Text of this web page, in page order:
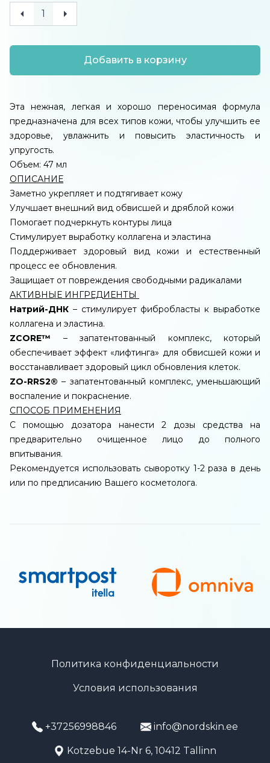
Добавить в корзину
Эта нежная, легкая и хорошо переносимая формула
предназначена для всех типов кожи, чтобы улучшить ее
здоровье, увлажнить и повысить эластичность и
упругость.
Объем: 47 мл
ОПИСАНИЕ
Заметно укрепляет и подтягивает кожу
Улучшает внешний вид обвисшей и дряблой кожи
Помогает подчеркнуть контуры лица
Стимулирует выработку коллагена и эластина
Поддерживает здоровый вид кожи и естественный
процесс ее обновления.
Защищает от повреждения свободными радикалами
АКТИВНЫЕ ИНГРЕДИЕНТЫ
Натрий-ДНК – стимулирует фибробласты к выработке
коллагена и эластина.
ZCORE™ – запатентованный комплекс, который
обеспечивает эффект «лифтинга» для обвисшей кожи и
восстанавливает здоровый цикл обновления клеток.
ZO-RRS2® – запатентованный комплекс, уменьшающий
воспаление и покраснение.
СПОСОБ ПРИМЕНЕНИЯ
С помощью дозатора нанести 2 дозы средства на
предварительно очищенное лицо до полного
впитывания.
Рекомендуется использовать сыворотку 1-2 раза в день
или по предписанию Вашего косметолога.
Политика конфиденциальности
Условия использования
+37256998846 info@nordskin.ee
Kotzebue 14-Nr 6, 10412 Tallinn